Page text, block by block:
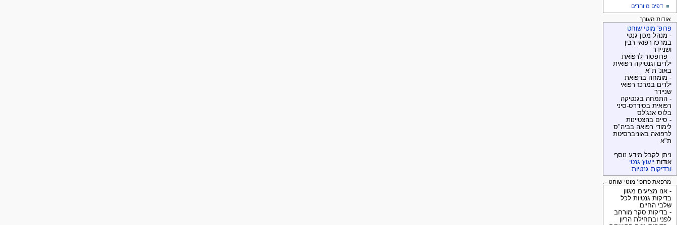
דפים מיוחדים
אודות העורך
פרופ' מוטי שוחט
- מנהל מכון גנטי
במרכז רפואי רבין
ושניידר
- פרופסור לרפואת
ילדים וגנטיקה רפואית
באונ' ת"א
- מומחה ברפואת
ילדים במרכז רפואי
שניידר
- התמחה בגנטיקה
רפואית בסידרס-סיני
בלוס אנג'לס
- סיים בהצטיינות
לימודי רפואה בביה"ס
לרפואה באוניברסיטת
ת"א
ניתן לקבל מידע נוסף
אודות ייעוץ גנטי
ובדיקות גנטיות
מרפאת פרופ׳ מוטי שוחט - בדיקות גנטיות
- אנו מציעים מגוון
בדיקות גנטיות לכל
שלבי החיים
- בדיקות סקר מורחב
לפני ובתחילת הריון